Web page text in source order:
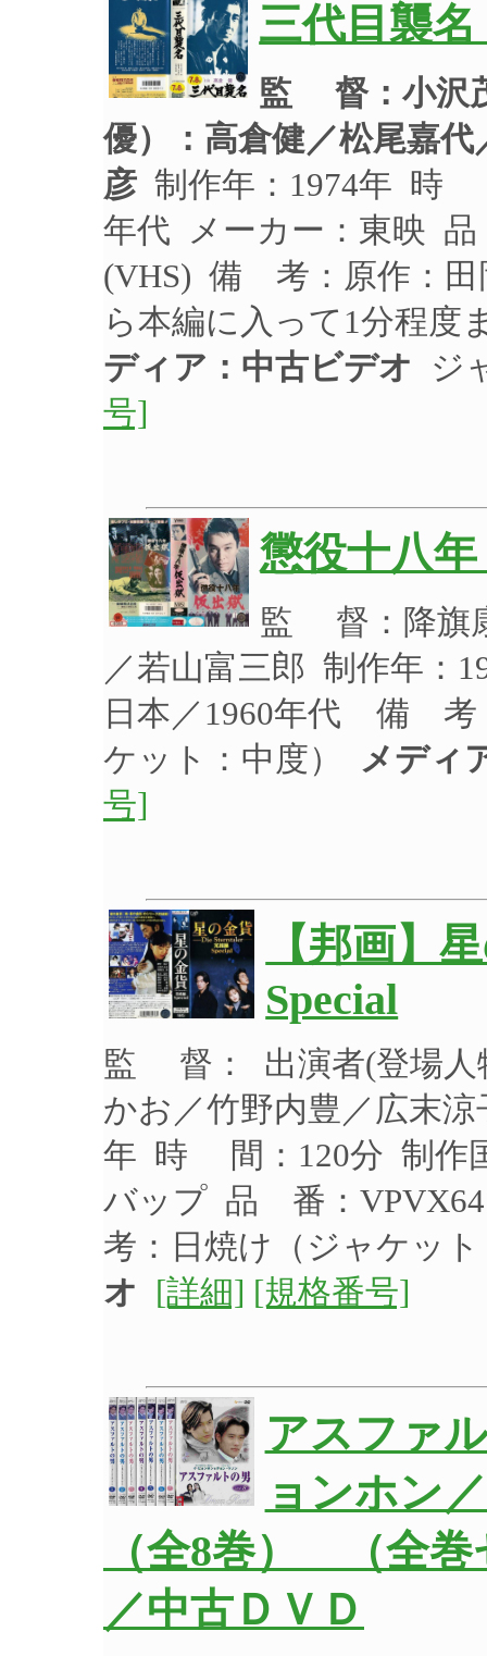
三代目襲
監 督：小沢
優）： 高倉健／松尾嘉
彦 制作年：1974年 時
年代 メーカー：東映
(VHS) 備 考：原作：田
ら本編に入って1分程度
ディア：中古ビデオ ジ
号]
懲役十八
監 督：降旗
／若山富三郎 制作年：
日本／1960年代 備 考
ケット：中度）
メディ
号]
【邦画
Special
監 督： 出演者(登場人
かお／竹野内豊／広末
年 時 間：120分 制作
バップ 品 番：
考：日焼け（ジャケッ
オ [詳細] [規格番号]
アスファ
ョンホン
（全8巻） （全
／中古ＤＶＤ